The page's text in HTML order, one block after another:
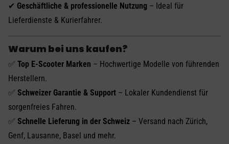
✔ Geschäftliche & professionelle Nutzung – Ideal für
Lieferdienste & Kurierfahrer.
Warum bei uns kaufen?
✅ Top E-Scooter Marken – Hochwertige Modelle von führenden
Herstellern.
✅ Schweizer Garantie & Support – Lokaler Kundendienst für
sorgenfreies Fahren.
✅ Schnelle Lieferung in der Schweiz – Versand nach Zürich,
Genf, Lausanne, Basel und mehr.